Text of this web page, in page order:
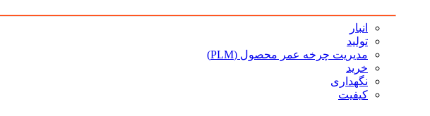
انبار
تولید
مدیریت چرخه عمر محصول (PLM)
خرید
نگهداری
کیفیت